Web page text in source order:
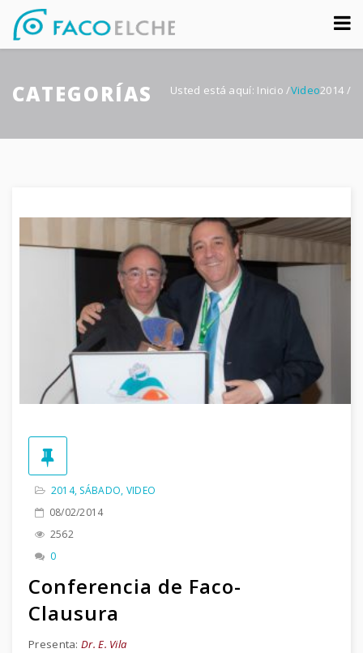
Sobre nosotros
Congreso
Contacto
CATEGORÍAS Usted está aquí: Inicio /Video2014 /
2014, SÁBADO, VIDEO
08/02/2014
2562
0
Conferencia de Faco-
Clausura
Presenta: Dr. E. Vila